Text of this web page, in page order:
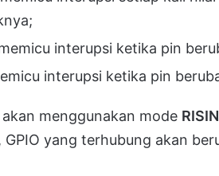
interupsi ketika pin
interupsi ketika pin
menggunakan mode
yang terhubung akan